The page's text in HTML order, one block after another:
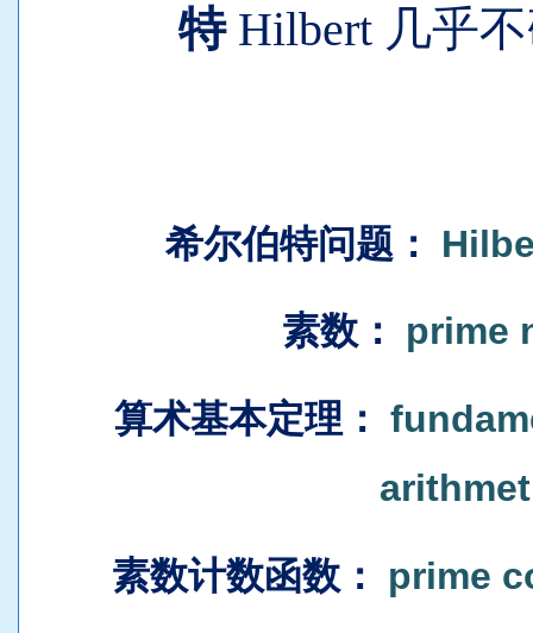
特Hilbert 几乎
希尔伯特问题 ：
素数 ： prime
算术基本定理 ：
素数计数函数 ： prime